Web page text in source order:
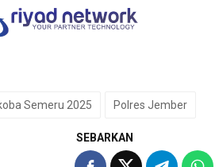
Semeru 2025 Polres Jember
SEBARKAN